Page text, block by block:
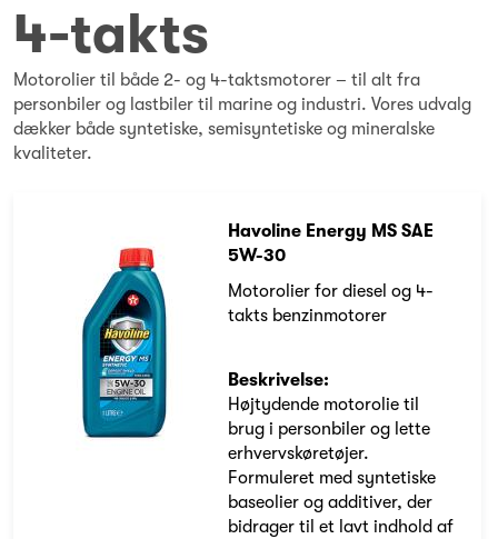
4-takts
Motorolier til både 2- og 4-taktsmotorer – til alt fra
personbiler og lastbiler til marine og industri. Vores udvalg
dækker både syntetiske, semisyntetiske og mineralske
kvaliteter.
Havoline Energy MS SAE
5W-30
Motorolier for diesel og 4-
takts benzinmotorer
Beskrivelse:
Højtydende motorolie til
brug i personbiler og lette
erhvervskøretøjer.
Formuleret med syntetiske
baseolier og additiver, der
bidrager til et lavt indhold af